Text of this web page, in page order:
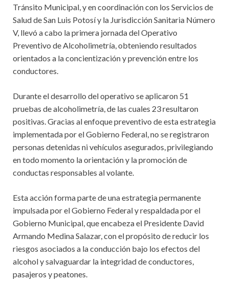
Tránsito Municipal, y en coordinación con los Servicios de
Salud de San Luis Potosí y la Jurisdicción Sanitaria Número
V, llevó a cabo la primera jornada del Operativo
Preventivo de Alcoholimetría, obteniendo resultados
orientados a la concientización y prevención entre los
conductores.
Durante el desarrollo del operativo se aplicaron 51
pruebas de alcoholimetría, de las cuales 23 resultaron
positivas. Gracias al enfoque preventivo de esta estrategia
implementada por el Gobierno Federal, no se registraron
personas detenidas ni vehículos asegurados, privilegiando
en todo momento la orientación y la promoción de
conductas responsables al volante.
Esta acción forma parte de una estrategia permanente
impulsada por el Gobierno Federal y respaldada por el
Gobierno Municipal, que encabeza el Presidente David
Armando Medina Salazar, con el propósito de reducir los
riesgos asociados a la conducción bajo los efectos del
alcohol y salvaguardar la integridad de conductores,
pasajeros y peatones.